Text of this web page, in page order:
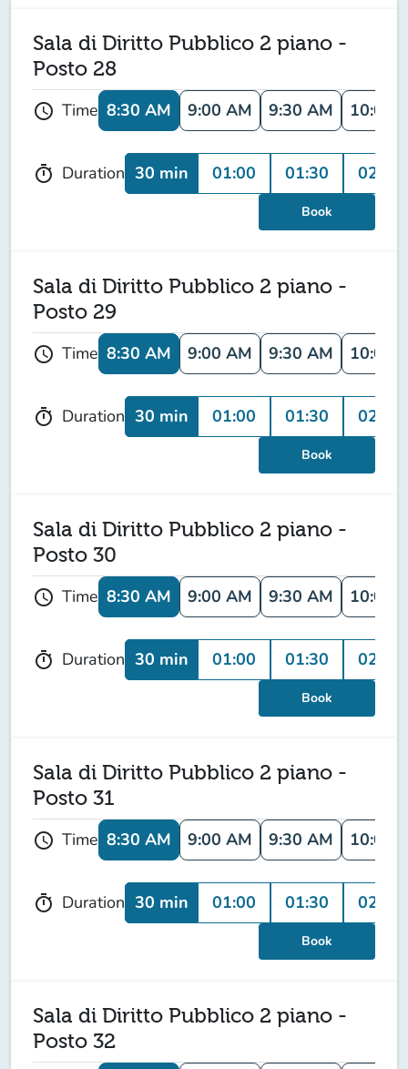
Sala di Diritto Pubblico 2 piano -
Posto 28
schedule Time 8:30 AM 9:00 AM 9:30 AM 10:00
timer Duration 30 min 01:00 01:30 02:00
Book
Sala di Diritto Pubblico 2 piano -
Posto 29
schedule Time 8:30 AM 9:00 AM 9:30 AM 10:00
timer Duration 30 min 01:00 01:30 02:00
Book
Sala di Diritto Pubblico 2 piano -
Posto 30
schedule Time 8:30 AM 9:00 AM 9:30 AM 10:00
timer Duration 30 min 01:00 01:30 02:00
Book
Sala di Diritto Pubblico 2 piano -
Posto 31
schedule Time 8:30 AM 9:00 AM 9:30 AM 10:00
timer Duration 30 min 01:00 01:30 02:00
Book
Sala di Diritto Pubblico 2 piano -
Posto 32